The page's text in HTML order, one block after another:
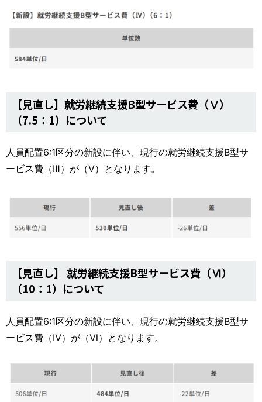
【見直し】就労継続支援B型サービス費（Ⅴ）
（7.5：1）について
人員配置6:1区分の新設に伴い、現行の就労継続支援B型サ
ービス費（Ⅲ）が（Ⅴ）となります。
【見直し】 就労継続支援B型サービス費（Ⅵ）
（10：1）について
人員配置6:1区分の新設に伴い、現行の就労継続支援B型サ
ービス費（Ⅳ）が（Ⅵ）となります。